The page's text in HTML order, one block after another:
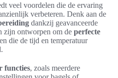
veel voordelen die de ervaring
verbeteren. Denk aan de
dankzij geavanceerde
zijn ontworpen om de perfecte
die de tijd en temperatuur
functies, zoals meerdere